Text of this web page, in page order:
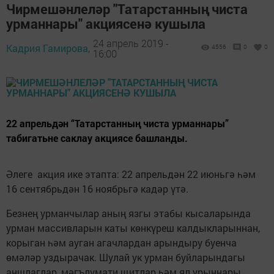
Чирмешәнлеләр "Татарстанның чиста
урманнары" акциясенә кушыла
Кадрия Гамирова, 24 апрель 2019 -
16:00
4556 0 0
22 апрельдән “Татарстанның чиста урманнары”
табигатьне саклау акциясе башланды.
Әлеге акция ике этапта: 22 апрельдән 22 июньгә һәм
16 сентябрьдән 16 ноябрьгә кадәр үтә.
Безнең урманчылар аның язгы этабы кысаларында
урман массивларын каты көнкүреш калдыкларыннан,
корыган һәм ауган агачлардан арындыру буенча
өмәләр уздырачак. Шулай ук урман буйларындагы